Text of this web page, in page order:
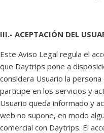
III.- ACEPTACIÓN DEL
Este Aviso Legal regula el
que Daytrips pone a
considera Usuario la
participe en los servicios y
Usuario queda informado y
web no supone, en modo
comercial con Daytrips. El